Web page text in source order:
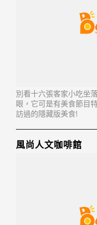
別看十六張客家小吃坐
眼，它可是有美食節目
訪過的隱藏版美食!
風尚人文咖啡館